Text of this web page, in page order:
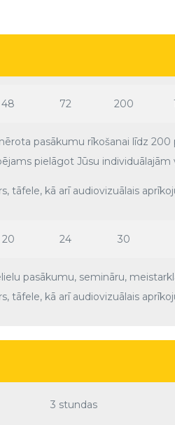
48 72 200
pasākumu rīkošanai līdz 200
pielāgot Jūsu
tāfele, kā arī audiovizuālais
20 24 30
pasākumu, semināru,
tāfele, kā arī audiovizuālais
3 stundas